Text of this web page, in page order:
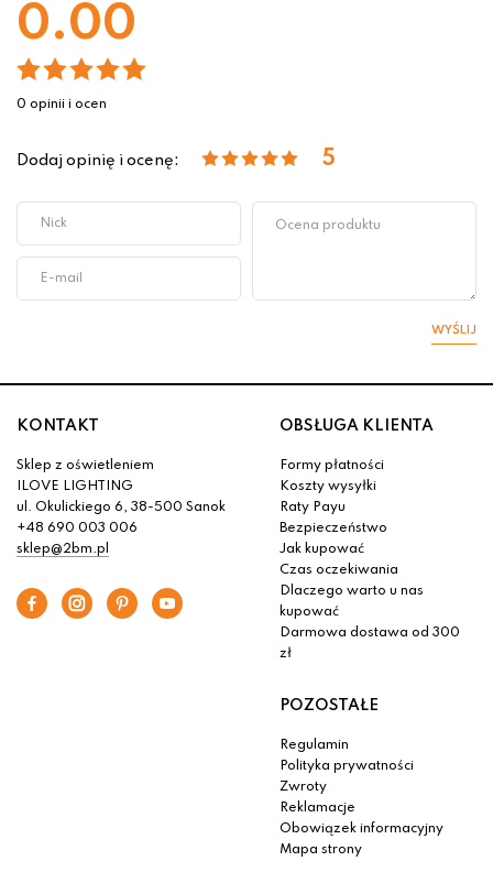
0.00
0 opinii i ocen
Dodaj opinię i ocenę: 5
WYŚLIJ
KONTAKT
Sklep z oświetleniem
ILOVE LIGHTING
ul. Okulickiego 6, 38-500 Sanok
+48 690 003 006
sklep@2bm.pl
OBSŁUGA KLIENTA
Formy płatności
Koszty wysyłki
Raty Payu
Bezpieczeństwo
Jak kupować
Czas oczekiwania
Dlaczego warto u nas
kupować
Darmowa dostawa od 300
zł
POZOSTAŁE
Regulamin
Polityka prywatności
Zwroty
Reklamacje
Obowiązek informacyjny
Mapa strony